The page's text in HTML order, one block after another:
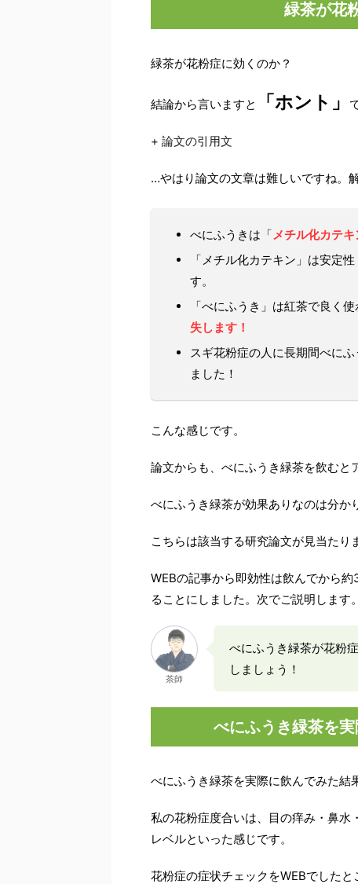
緑茶が花
緑茶が花粉症に効くのか？
結論から言いますと 「ホント」
+ 論文の引用文
…やはり論文の文章は難しいですね。解
べにふうきは「メチル化カテキ
「メチル化カテキン」は安定
す。
「べにふうき」は紅茶で良く
失します！
スギ花粉症の人に長期間べに
ました！
こんな感じです。
論文からも、べにふうき緑茶を飲むと
べにふうき緑茶が効果ありなのは分か
こちらは該当する研究論文が見当たり
WEBの記事から即効性は飲んでから
ることにしました。次でご説明します。
茶師
べにふうき緑茶が花粉
しましょう！
べにふうき緑茶を
べにふうき緑茶を実際に飲んでみた結
私の花粉症度合いは、目の痒み・鼻水
レベルといった感じです。
花粉症の症状チェックをWEBでした